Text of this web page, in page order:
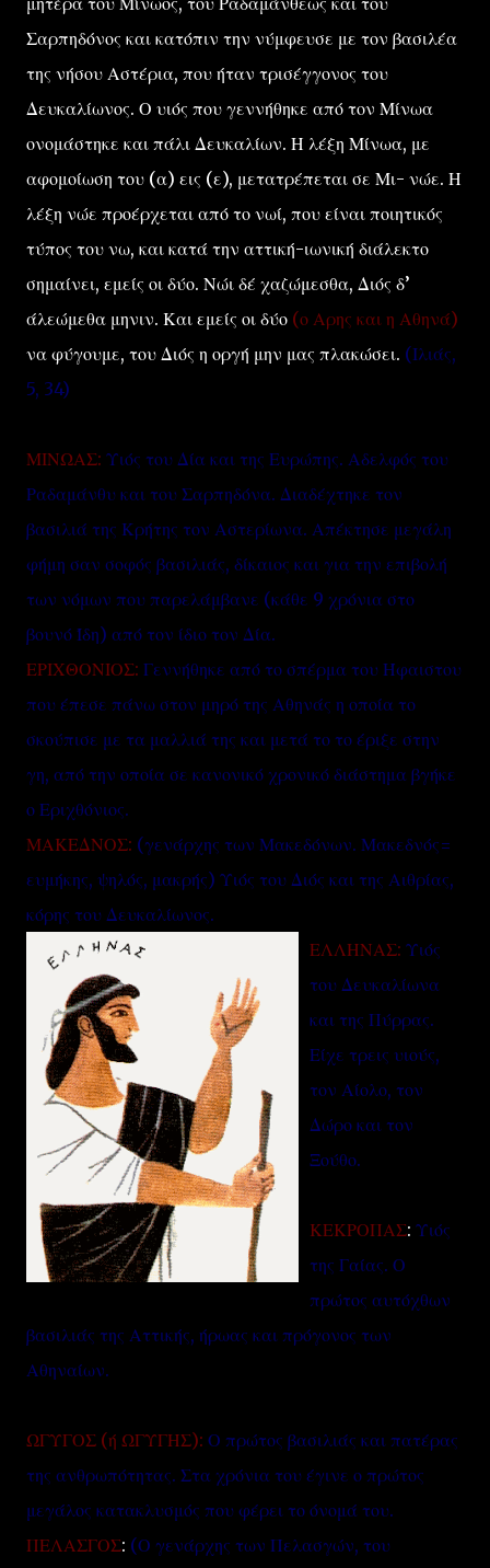
Σαρπηδόνος και κατόπιν την νύμφευσε με τον βασιλέα
της νήσου Αστέρια, που ήταν τρισέγγονος του
Δευκαλίωνος. Ο υιός που γεννήθηκε από τον Μίνωα
ονομάστηκε και πάλι Δευκαλίων. Η λέξη Μίνωα, με
αφομοίωση του (α) εις (ε), μετατρέπεται σε Μι- νώε. Η
λέξη νώε προέρχεται από το νωί, που είναι ποιητικός
τύπος του νω, και κατά την αττική-ιωνική διάλεκτο
σημαίνει, εμείς οι δύο. Νώι δέ χαζώμεσθα, Διός δ’
άλεώμεθα μηνιν. Και εμείς οι δύο (ο Αρης και η Αθηνά)
να φύγουμε, του Διός η οργή μην μας πλακώσει. (Ιλιάς,
5, 34)
ΜΙΝΩΑΣ: Υιός του Δία και της Ευρώπης. Αδελφός του
Ραδαμάνθυ και του Σαρπηδόνα. Διαδέχτηκε τον
βασιλιά της Κρήτης τον Αστερίωνα. Απέκτησε μεγάλη
φήμη σαν σοφός βασιλιάς, δίκαιος και για την επιβολή
των νόμων που παρελάμβανε (κάθε 9 χρόνια στο
βουνό Ίδη) από τον ίδιο τον Δία.
ΕΡΙΧΘΟΝΙΟΣ: Γεννήθηκε από το σπέρμα του Ήφαιστου
που έπεσε πάνω στον μηρό της Αθηνάς η οποία το
σκούπισε με τα μαλλιά της και μετά το το έριξε στην
γη, από την οποία σε κανονικό χρονικό διάστημα βγήκε
ο Εριχθόνιος.
ΜΑΚΕΔΝΟΣ: (γενάρχης των Μακεδόνων. Μακεδνός=
ευμήκης, ψηλός, μακρής) Υιός του Διός και της Αιθρίας,
κόρης του Δευκαλίωνος.
ΕΛΛΗΝΑΣ: Υιός
του Δευκαλίωνα
και της Πύρρας.
Είχε τρεις υιούς,
τον Αίολο, τον
Δώρο και τον
Ξούθο.
ΚΕΚΡΟΠΑΣ: Υιός
της Γαίας. Ο
πρώτος αυτόχθων
βασιλιάς της Αττικής, ήρωας και πρόγονος των
Αθηναίων.
ΩΓΥΓΟΣ (ή ΩΓΥΓΗΣ): Ο πρώτος βασιλιάς και πατέρας
της ανθρωπότητας. Στα χρόνια του έγινε ο πρώτος
μεγάλος κατακλυσμός που φέρει το όνομά του.
ΠΕΛΑΣΓΟΣ: (Ο γενάρχης των Πελασγών, του